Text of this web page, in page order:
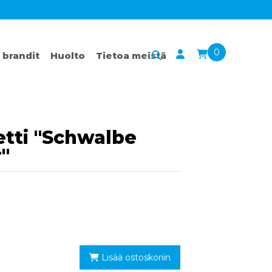
brandit Huolto Tietoa meistä 0
"Schwalbe
Lisää ostoskoriin